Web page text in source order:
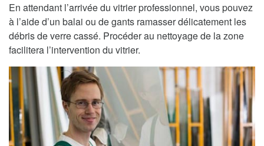
En attendant l’arrivée du vitrier professionnel, vous pouvez
à l’aide d’un balai ou de gants ramasser délicatement les
débris de verre cassé. Procéder au nettoyage de la zone
facilitera l’intervention du vitrier.